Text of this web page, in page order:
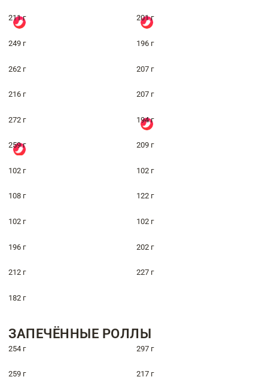
211 г 201 г
249 г 196 г
262 г 207 г
216 г 207 г
272 г 194 г
259 г 209 г
102 г 102 г
108 г 122 г
102 г 102 г
196 г 202 г
212 г 227 г
182 г
ЗАПЕЧЁННЫЕ РОЛЛЫ
254 г 297 г
259 г 217 г